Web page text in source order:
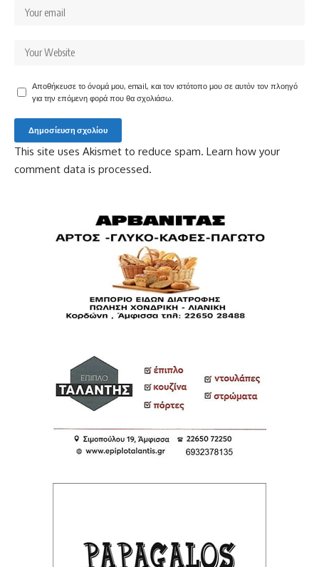
Αποθήκευσε το όνομά μου, email, και τον ιστότοπο μου σε αυτόν τον πλοηγό
για την επόμενη φορά που θα σχολιάσω.
This site uses Akismet to reduce spam. Learn how your
comment data is processed.